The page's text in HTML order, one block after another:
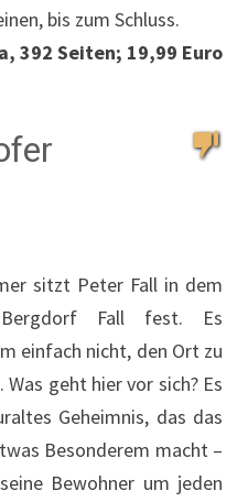
bis zum Schluss.
392 Seiten; 19,99 Euro
sitzt Peter Fall in dem
Fall fest. Es
einfach nicht, den Ort zu
Was geht hier vor sich? Es
Geheimnis, das das
Besonderem macht –
Bewohner um jeden